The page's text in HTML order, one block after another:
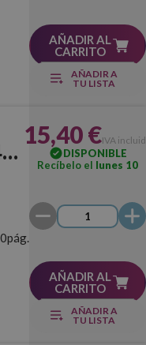
AÑADIR AL
CARRITO
AÑADIR A
TU LISTA
15,40 €IVA
DISPONIBLE
Recíbelo el lunes 10
AÑADIR AL
CARRITO
AÑADIR A
TU LISTA